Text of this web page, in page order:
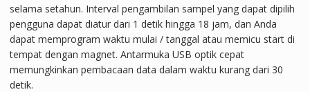
selama setahun. Interval pengambilan sampel yang dapat dipilih
pengguna dapat diatur dari 1 detik hingga 18 jam, dan Anda
dapat memprogram waktu mulai / tanggal atau memicu start di
tempat dengan magnet. Antarmuka USB optik cepat
memungkinkan pembacaan data dalam waktu kurang dari 30
detik.